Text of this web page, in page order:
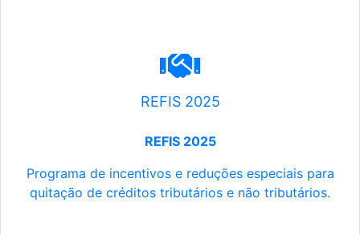
REFIS 2025
REFIS 2025
Programa de incentivos e reduções especiais para
quitação de créditos tributários e não tributários.